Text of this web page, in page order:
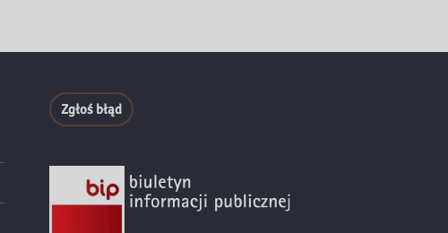
Zgłoś błąd